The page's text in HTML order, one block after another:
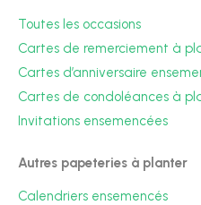
Toutes les occasions
Cartes de remerciement à
Cartes d’anniversaire
Cartes de condoléances à
Invitations ensemencées
Autres papeteries à planter
Calendriers ensemencés